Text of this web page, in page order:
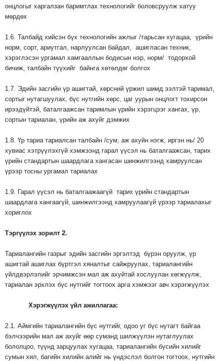
онцлогыг харгалзан баримтлах технологийг боловсруулж хатуу
мөрдөх
1.6. Талбайд хийсэн бүх технологийн ажлыг /тарьсан хугацаа, үрийн
норм, сорт, ариутгал, нарлуулсан байдал, ашигласан техник,
хэрэглэсэн ургамал хамгааллын бодисын нэр, норм/ тодорхой
бичиж, талбайн түүхийг байнга хөтөлдөг болгох
1.7. Эдийн засгийн үр ашигтай, хөрсний үржил шимд ээлтэй таримал,
сортыг нутагшуулах, бүс нутгийн хөрс, цаг уурын онцлогт тохирсон
ирээдүйтэй, баталгаажсан таримлын үрийн хэрэгцээг хангах, үр,
сортын тариалан, үрийн аж ахуйг дэмжих
1.8. Үр тариа тариалсан талбайн /сум, аж ахуйн нэгж, иргэн нь/ 20
хувиас хэтрүүлэхгүй хэмжээнд гарал үүсэл нь баталгаажсан, тарих
үрийн стандартын шаардлага хангасан шинжилгээнд хамруулсан
үрээр тосны ургамал тариалах
1.9. Гарал үүсэл нь баталгаажаагүй тарих үрийн стандартын
шаардлага хангаагүй, шинжилгээнд хамруулаагүй үрээр тариалахыг
хориглох
Тэргүүлэх зорилт 2.
Тариалангийн газрыг эдийн засгийн эргэлтэд бүрэн оруулж, үр
ашигтай ашиглах бүртгэл хяналтыг сайжруулах, тариалангийн
үйлдвэрлэлийг эрчимжсэн мал аж ахуйтай хослуулан хөгжүүлж,
тариалан эрхлэх бүс нутгийг тогтоох арга хэмжээг авч хэрэгжүүлэх
Хэрэгжүүлэх үйл ажиллагаа:
2.1. Аймгийн тариалангийн бүс нутгийг, одоо уг бүс нутагт байгаа
бэлчээрийн мал аж ахуйг өөр суманд шилжүүлэн нутаглуулах
бололцоо, түүнд зарцуулах хугацаа, тариалангийн бүсийн хилийг
сумын хил, багийн хилийн алийг нь үндэслэл болгон тогтоох, нутгийн